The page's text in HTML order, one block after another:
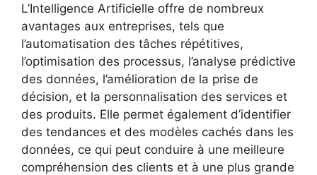
L’Intelligence Artificielle offre de nombreux
avantages aux entreprises, tels que
l’automatisation des tâches répétitives,
l’optimisation des processus, l’analyse prédictive
des données, l’amélioration de la prise de
décision, et la personnalisation des services et
des produits. Elle permet également d’identifier
des tendances et des modèles cachés dans les
données, ce qui peut conduire à une meilleure
compréhension des clients et à une plus grande